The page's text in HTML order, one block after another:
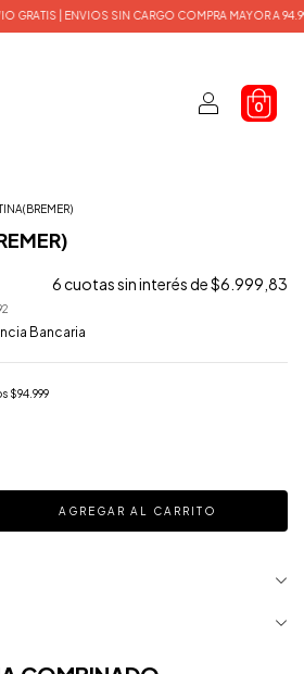
COMPRA MAYOR A 94.999$ 6 CUOTAS SIN
0
6cuotas sin interés de$6.999,83
Bancaria
$94.999